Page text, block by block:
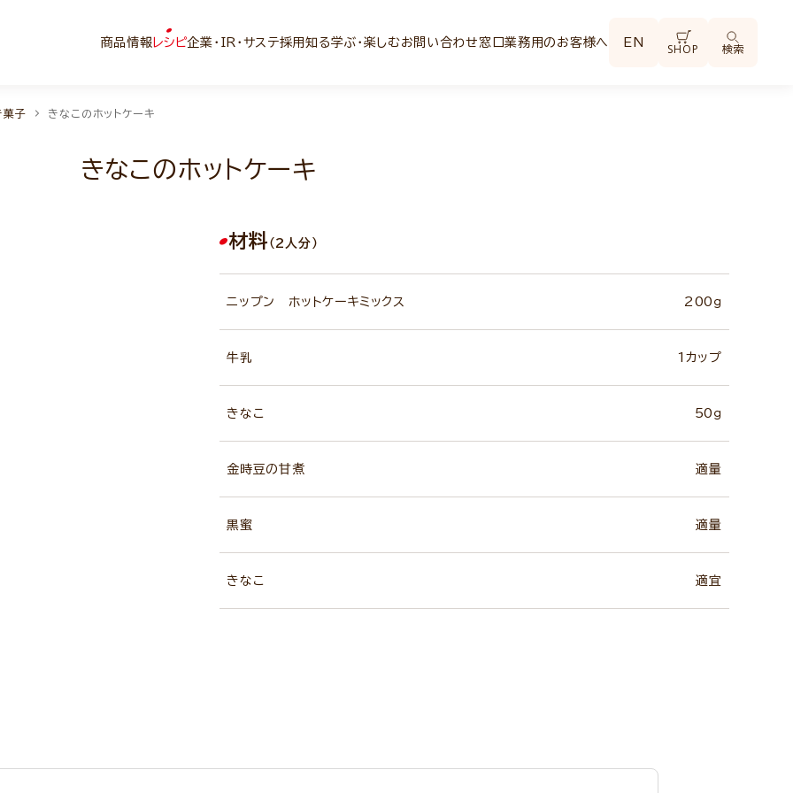
商品情報 レシピ企業・IR・サステ採用知る学ぶ・楽しむお問い合わせ窓口業務用のお客様へ EN SHOP 検索
菓子 きなこのホットケーキ
きなこのホットケーキ
材料 （2人分）
ニップン ホットケーキミックス 200ｇ
牛乳 1カップ
きなこ 50ｇ
金時豆の甘煮 適量
黒蜜 適量
きなこ 適宜